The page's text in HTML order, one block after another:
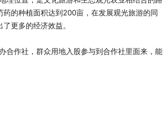
的种植面积达到200亩，在发展观光旅游的同
更多的经济效益。
合作社，群众用地入股参与到合作社里面来，能